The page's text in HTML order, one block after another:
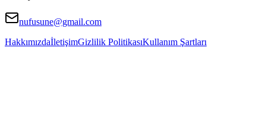
nufusune@gmail.com
HakkımızdaİletişimGizlilik PolitikasıKullanım Şartları